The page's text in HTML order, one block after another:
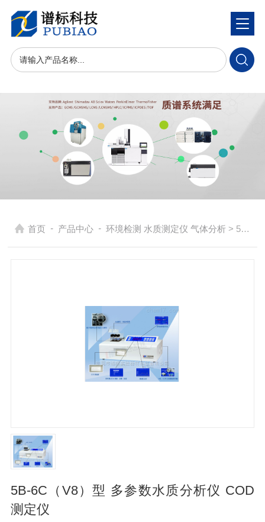
首页 - 产品中心 - 环境检测 水质测定仪 气体分析 > 5B-6C（V8）型 多参数水质分析仪 COD测定仪
5B-6C（V8）型 多参数水质分析仪 COD
测定仪